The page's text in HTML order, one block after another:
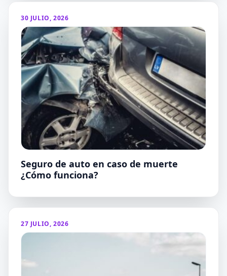
30 JULIO, 2026
Seguro de auto en caso de muerte
¿Cómo funciona?
27 JULIO, 2026